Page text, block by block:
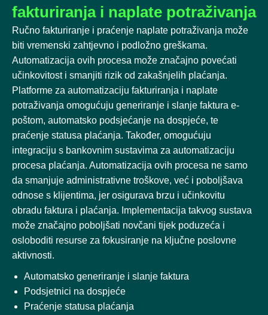
fakturiranja i naplate potraživanja
Ručno fakturiranje i praćenje naplate potraživanja može
biti vremenski zahtjevno i podložno greškama.
Automatizacija ovih procesa može značajno povećati
učinkovitost i smanjiti rizik od zakašnjelih plaćanja.
Platforme za automatizaciju fakturiranja i naplate
potraživanja omogućuju generiranje i slanje faktura e-
poštom, automatsko podsjećanje na dospjeće, te
praćenje statusa plaćanja. Također, omogućuju
integraciju s bankovnim sustavima za automatizaciju
procesa plaćanja. Automatizacija ovih procesa ne samo
da smanjuje administrativne troškove, već i poboljšava
odnose s klijentima, jer osigurava brzu i učinkovitu
obradu faktura i plaćanja. Implementacija takvog sustava
može značajno poboljšati novčani tijek poduzeća i
osloboditi resurse za fokusiranje na ključne poslovne
aktivnosti.
Automatsko generiranje i slanje faktura
Podsjetnici na dospjeće
Praćenje statusa plaćanja